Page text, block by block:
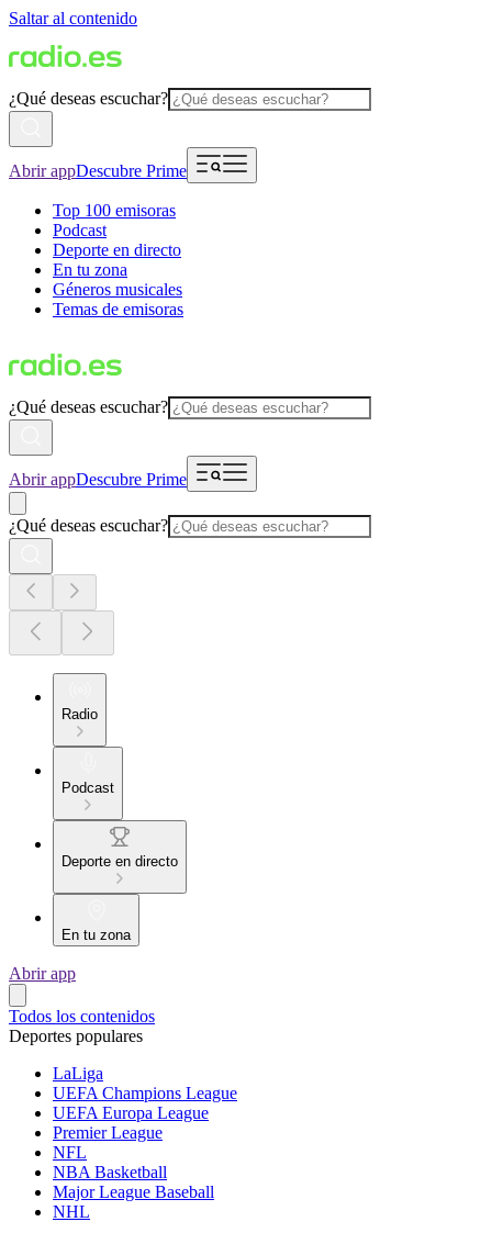
Saltar al contenido
¿Qué deseas escuchar?
Abrir appDescubre Prime
Top 100 emisoras
Podcast
Deporte en directo
En tu zona
Géneros musicales
Temas de emisoras
¿Qué deseas escuchar?
Abrir appDescubre Prime
¿Qué deseas escuchar?
Radio
Podcast
Deporte en directo
En tu zona
Abrir app
Todos los contenidos
Deportes populares
LaLiga
UEFA Champions League
UEFA Europa League
Premier League
NFL
NBA Basketball
Major League Baseball
NHL